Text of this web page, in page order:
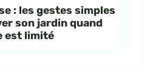
: les gestes simples
son jardin quand
est limité